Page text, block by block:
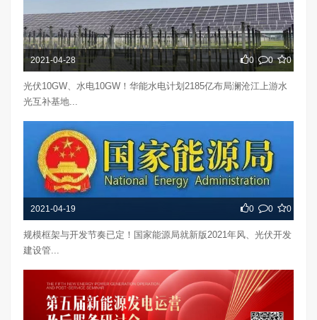
2021-04-28 0 0 0
光伏10GW、水电10GW！华能水电计划2185亿布局澜沧江上游水
光互补基地...
2021-04-19 0 0 0
规模框架与开发节奏已定！国家能源局就新版2021年风、光伏开发
建设管...